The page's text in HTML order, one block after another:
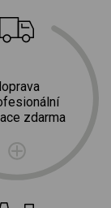
zdarma